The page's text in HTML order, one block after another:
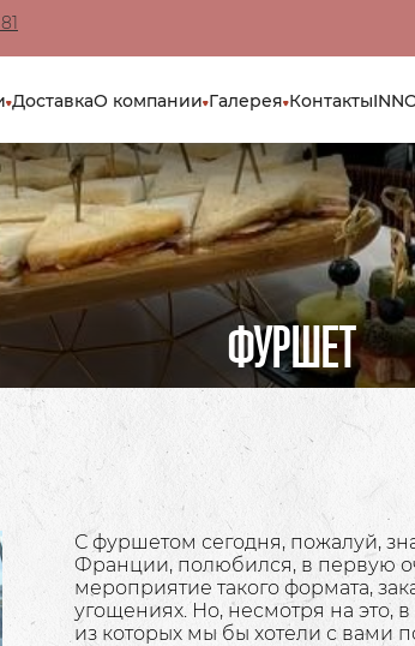
ДоставкаО компании Галерея Контакты
ФУРШЕТ
С фуршетом сегодня, пожалуй,
Франции, полюбился, в первую
мероприятие такого формата,
угощениях. Но, несмотря на это,
из которых мы бы хотели с вами